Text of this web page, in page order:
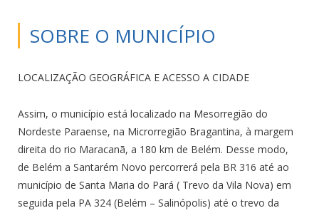
SOBRE O MUNICÍPIO
LOCALIZAÇÃO GEOGRÁFICA E ACESSO A CIDADE
Assim, o município está localizado na Mesorregião do
Nordeste Paraense, na Microrregião Bragantina, à margem
direita do rio Maracanã, a 180 km de Belém. Desse modo,
de Belém a Santarém Novo percorrerá pela BR 316 até ao
município de Santa Maria do Pará ( Trevo da Vila Nova) em
seguida pela PA 324 (Belém – Salinópolis) até o trevo da